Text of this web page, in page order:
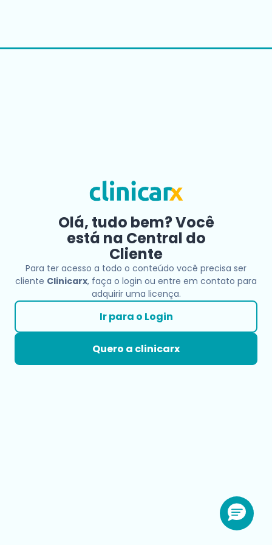
Olá, tudo bem? Você
está na Central do
Cliente
Para ter acesso a todo o conteúdo você precisa ser
cliente Clinicarx, faça o login ou entre em contato para
adquirir uma licença.
Ir para o Login
Quero a clinicarx